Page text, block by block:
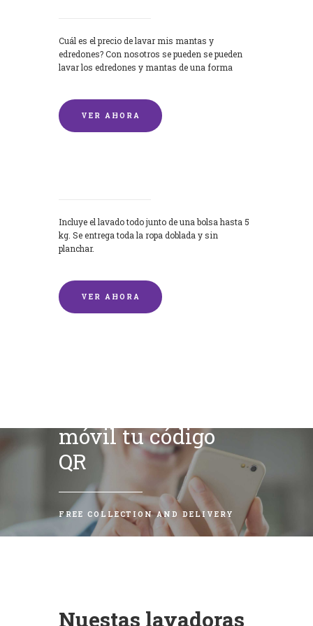
Cuál es el precio de lavar mis mantas y
edredones? Con nosotros se pueden se pueden
lavar los edredones y mantas de una forma
VER AHORA
Incluye el lavado todo junto de una bolsa hasta 5
kg. Se entrega toda la ropa doblada y sin
planchar.
VER AHORA
móvil tu código
QR
FREE COLLECTION AND DELIVERY
Nuestas lavadoras